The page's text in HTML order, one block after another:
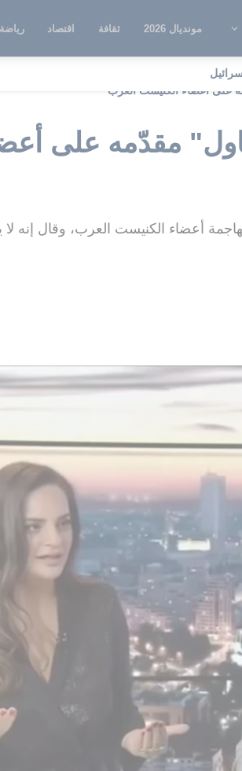
مونديال 2026 ثقافة اقتصاد رياضة
على أعضاء الكنيست العرب
مقدّمه على
أعضاء الكنيست العرب، وقال إنه